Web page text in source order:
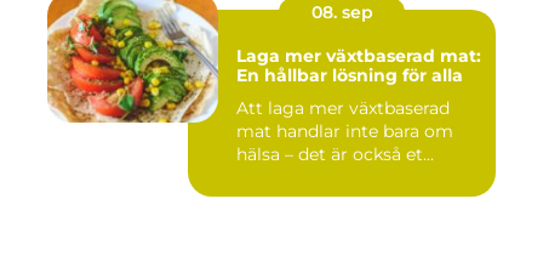
08. sep
Laga mer växtbaserad mat:
En hållbar lösning för alla
Att laga mer växtbaserad
mat handlar inte bara om
hälsa – det är också et...